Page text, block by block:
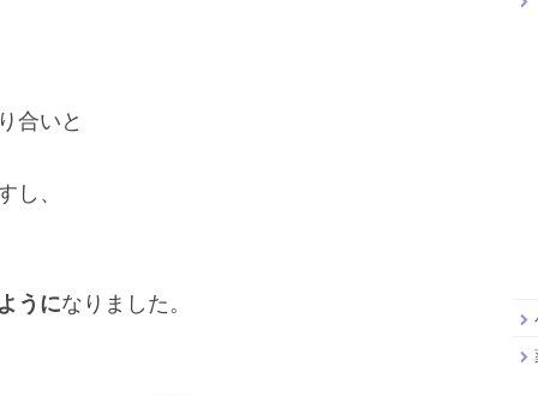
合いと
し、
うになりました。